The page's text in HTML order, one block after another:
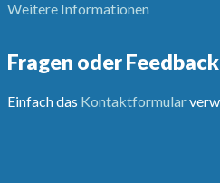
Weitere Informationen
Fragen oder
Einfach das Kontaktformular